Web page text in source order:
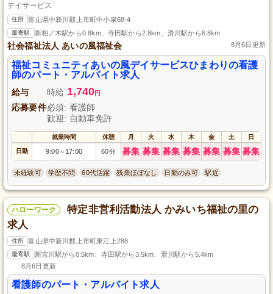
デイサービス
住所 富山県中新川郡上市町中小泉68-4
最寄駅 新相ノ木駅から0.8km、寺田駅から2.8km、滑川駅から6.8km
社会福祉法人 あいの風福祉会 8月6日更新
福祉コミュニティあいの風デイサービスひまわりの看護
師のパート・アルバイト求人
給与 時給 1,740円
応募要件必須: 看護師
歓迎: 自動車免許
就業時間 休憩 月 火 水 木 金 土 日
日勤 9:00～ 17:00 60分 募集 募集 募集 募集 募集 募集 募集
未経験可 学歴不問 60代活躍 残業ほぼなし 日勤のみ可 駅近
ハローワーク
特定非営利活動法人 かみいち福祉の里の
求人
住所 富山県中新川郡上市町東江上288
最寄駅
新宮川駅から0.5km、寺田駅から3.5km、滑川駅から5.4km
8月6日更新
看護師のパート・アルバイト求人